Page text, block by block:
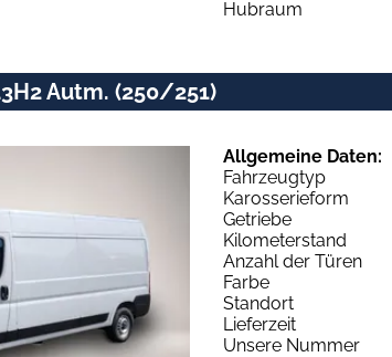
Hubraum
Autm. (250/251)
Allgemeine Daten:
Fahrzeugtyp
Karosserieform
Getriebe
Kilometerstand
Anzahl der Türen
Farbe
Standort
Lieferzeit
Unsere Nummer